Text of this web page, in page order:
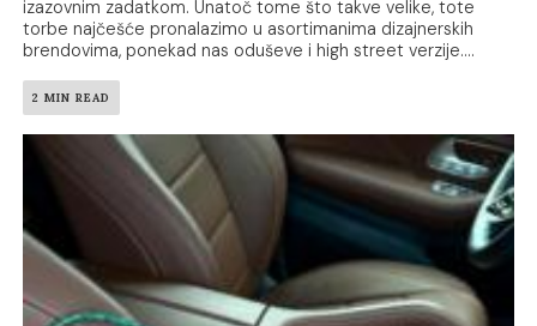
izazovnim zadatkom. Unatoč tome što takve velike, tote
torbe najčešće pronalazimo u asortimanima dizajnerskih
brendovima, ponekad nas oduševe i high street verzije....
2 MIN READ